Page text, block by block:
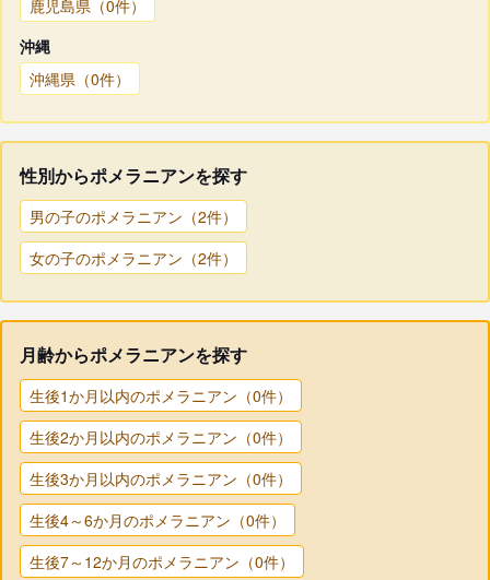
鹿児島県（0件）
沖縄
沖縄県（0件）
性別からポメラニアンを探す
男の子のポメラニアン（2件）
女の子のポメラニアン（2件）
月齢からポメラニアンを探す
生後1か月以内のポメラニアン（0件）
生後2か月以内のポメラニアン（0件）
生後3か月以内のポメラニアン（0件）
生後4～6か月のポメラニアン（0件）
生後7～12か月のポメラニアン（0件）